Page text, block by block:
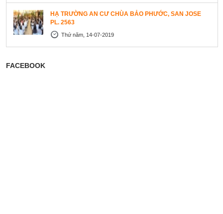
HẠ TRƯỜNG AN CƯ CHÙA BẢO PHƯỚC, SAN JOSE
PL. 2563
Thứ năm, 14-07-2019
FACEBOOK